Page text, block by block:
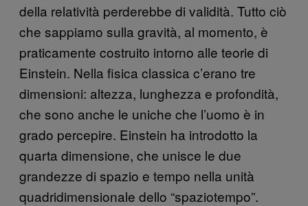
della relatività perderebbe di validità. Tutto ciò
che sappiamo sulla gravità, al momento, è
praticamente costruito intorno alle teorie di
Einstein. Nella fisica classica c’erano tre
dimensioni: altezza, lunghezza e profondità,
che sono anche le uniche che l’uomo è in
grado percepire. Einstein ha introdotto la
quarta dimensione, che unisce le due
grandezze di spazio e tempo nella unità
quadridimensionale dello “spaziotempo”.